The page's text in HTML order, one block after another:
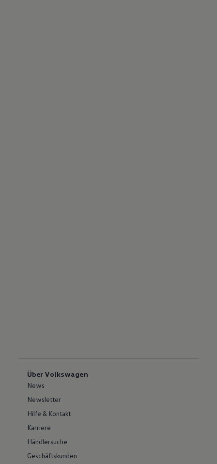
Über Volkswagen
News
Newsletter
Hilfe & Kontakt
Karriere
Händlersuche
Geschäftskunden